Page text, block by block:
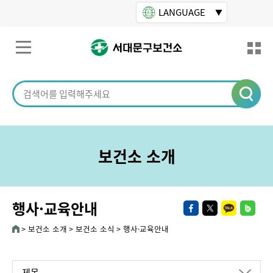
LANGUAGE
보건소 소개
행사·교육안내
보건소 소개 보건소 소식 행사·교육안내